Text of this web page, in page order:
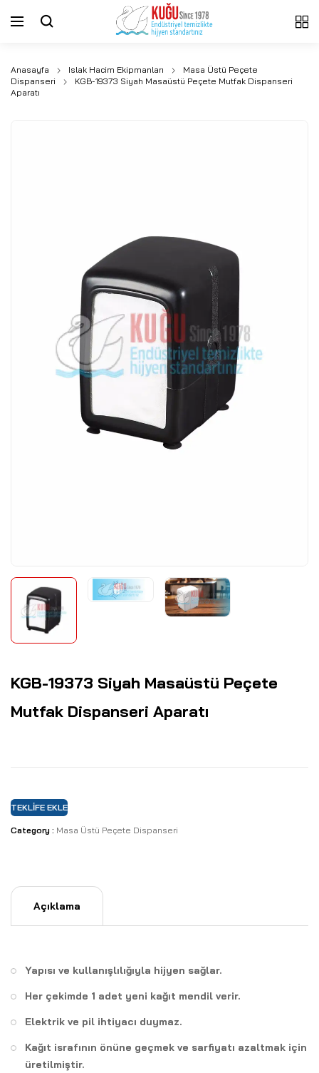
Anasayfa Islak Hacim Ekipmanları
Masa Üstü Peçete
Dispanseri
KGB-19373 Siyah Masaüstü Peçete Mutfak Dispanseri
Aparatı
KGB-19373 Siyah Masaüstü Peçete
Mutfak Dispanseri Aparatı
TEKLIFE EKLE
Category : Masa Üstü Peçete Dispanseri
Açıklama
Yapısı ve kullanışlılığıyla hijyen sağlar.
Her çekimde 1 adet yeni kağıt mendil verir.
Elektrik ve pil ihtiyacı duymaz.
Kağıt israfının önüne geçmek ve sarfiyatı azaltmak için
üretilmiştir.